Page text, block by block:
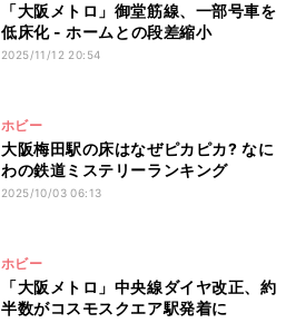
「大阪メトロ」御堂筋線、一部号車を
低床化 - ホームとの段差縮小
2025/11/12 20:54
ホビー
大阪梅田駅の床はなぜピカピカ? なに
わの鉄道ミステリーランキング
2025/10/03 06:13
ホビー
「大阪メトロ」中央線ダイヤ改正、約
半数がコスモスクエア駅発着に